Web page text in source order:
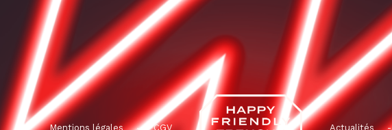
Mentions légales - CGV Actualités -